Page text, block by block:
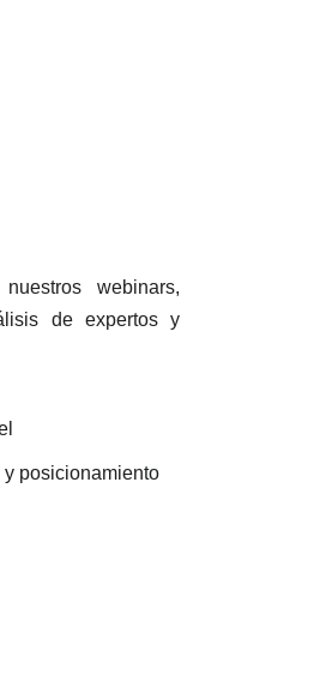
webinars,
de expertos y
posicionamiento